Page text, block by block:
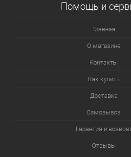
Помощь и
Главная
О магазине
Контакты
Как купить
Доставка
Самовывоз
Гарантия и
Отзывы